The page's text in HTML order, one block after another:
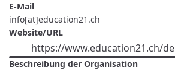
E-Mail
info[at]education21.ch
Website/URL
https://www.education21.ch/de
Beschreibung der Organisation